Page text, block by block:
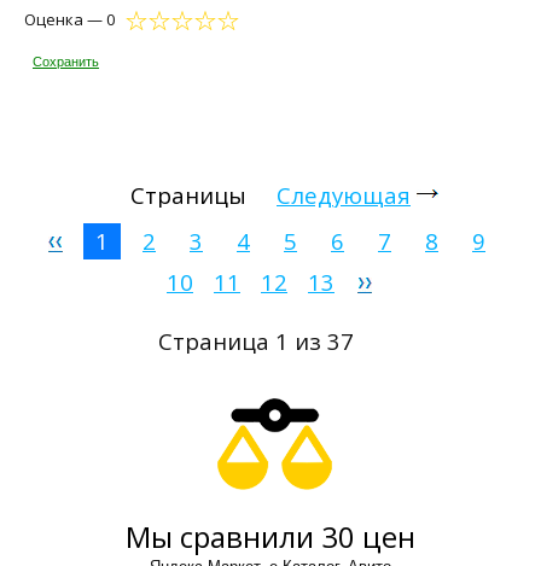
Оценка — 0
Сохранить
Страницы
Следующая
1
2 3 4 5 6 7 8
9
10
11 12
13
Страница 1 из 37
Мы сравнили 30 цен